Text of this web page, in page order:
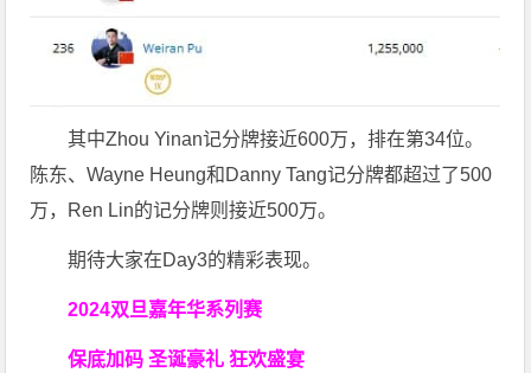
其中Zhou Yinan记分牌接近600万，排在第34位。
陈东、Wayne Heung和Danny Tang记分牌都超过了500
万，Ren Lin的记分牌则接近500万。
期待大家在Day3的精彩表现。
2024双旦嘉年华系列赛
保底加码 圣诞豪礼 狂欢盛宴